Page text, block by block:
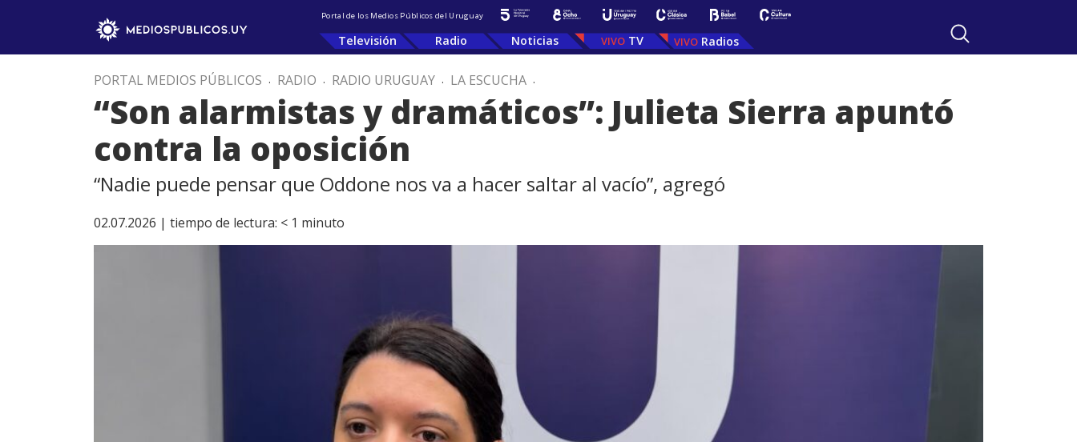
Portal de los Medios Públicos del Uruguay
Televisión Radio Noticias TV Radios
PORTAL MEDIOS PÚBLICOS . RADIO . RADIO URUGUAY . LA ESCUCHA .
“Son alarmistas y dramáticos”: Julieta Sierra apuntó
contra la oposición
“Nadie puede pensar que Oddone nos va a hacer saltar al vacío”, agregó
02.07.2026 | tiempo de lectura: < 1 minuto